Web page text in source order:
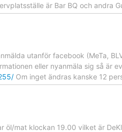
är Bar BQ och andra
utanför facebook (MeTa,
eller nyanmäla sig så är
Om inget ändras kanske 12
öl/mat klockan 19.00 vilket är